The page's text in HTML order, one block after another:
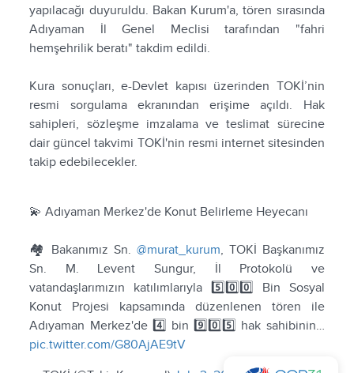
yapılacağı duyuruldu. Bakan Kurum'a, tören sırasında
Adıyaman İl Genel Meclisi tarafından "fahri
hemşehrilik beratı" takdim edildi.
Kura sonuçları, e-Devlet kapısı üzerinden TOKİ’nin
resmi sorgulama ekranından erişime açıldı. Hak
sahipleri, sözleşme imzalama ve teslimat sürecine
dair güncel takvimi TOKİ'nin resmi internet sitesinden
takip edebilecekler.
💫 Adıyaman Merkez'de Konut Belirleme Heyecanı
🏘️ Bakanımız Sn. @murat_kurum, TOKİ Başkanımız
Sn. M. Levent Sungur, İl Protokolü ve
vatandaşlarımızın katılımlarıyla 5️⃣0️⃣0️⃣ Bin Sosyal
Konut Projesi kapsamında düzenlenen tören ile
Adıyaman Merkez'de 4️⃣ bin 9️⃣0️⃣5️⃣ hak sahibinin…
pic.twitter.com/G80AjAE9tV